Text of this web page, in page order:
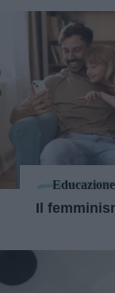
Educazione
Il